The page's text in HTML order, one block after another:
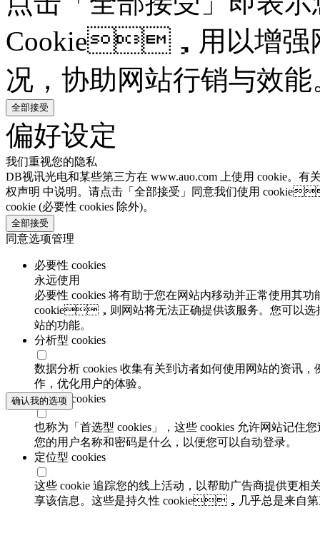
Cookie，用以增强网
况，协助网站行销与效
全部接受
偏好设定
我们重视您的隐私
DB视讯光电和某些第三方在 www.auo.com 上使用 cookie。有关
权声明 中说明。请点击「全部接受」同意我们使用
cookie (必要性 cookies 除外)。
全部接受
同意选项管理
必要性 cookies
永远使用
必要性 cookies 将有助于您在网站内移动并正常使用其功能
cookie，则网站将无法正确提供该服务。您可以
站的功能。
分析型 cookies
数据分析 cookies 收集有关到访者如何使用网站的资讯
作，优化用户的体验。
功能性 cookies
也称为「首选型 cookies」，这些 cookies 允许网站记住您
您的用户名称和密码是什么，以便您可以自动登录。
定位型 cookies
这些 cookie 追踪您的线上活动，以帮助广告商提供更
享该信息。这些是持久性 cookie，几乎总是来自第
确认我的选项